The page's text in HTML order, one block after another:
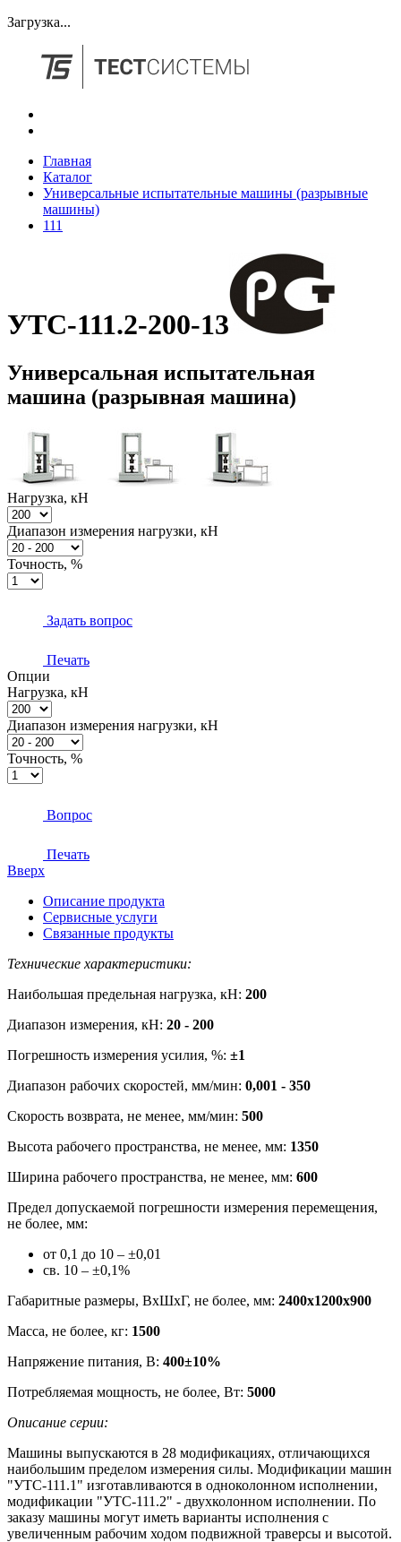
Загрузка...
Главная
Каталог
Универсальные испытательные машины (разрывные
машины)
111
УТС-111.2-200-13
Универсальная испытательная
машина (разрывная машина)
Нагрузка, кН
Диапазон измерения нагрузки, кН
Точность, %
Задать вопрос
Печать
Опции
Нагрузка, кН
Диапазон измерения нагрузки, кН
Точность, %
Вопрос
Печать
Вверх
Описание продукта
Сервисные услуги
Связанные продукты
Технические характеристики:
Наибольшая предельная нагрузка, кН: 200
Диапазон измерения, кН: 20 - 200
Погрешность измерения усилия, %: ±1
Диапазон рабочих скоростей, мм/мин: 0,001 - 350
Скорость возврата, не менее, мм/мин: 500
Высота рабочего пространства, не менее, мм: 1350
Ширина рабочего пространства, не менее, мм: 600
Предел допускаемой погрешности измерения перемещения,
не более, мм:
от 0,1 до 10 – ±0,01
св. 10 – ±0,1%
Габаритные размеры, ВхШхГ, не более, мм: 2400х1200х900
Масса, не более, кг: 1500
Напряжение питания, В: 400±10%
Потребляемая мощность, не более, Вт: 5000
Описание серии:
Машины выпускаются в 28 модификациях, отличающихся
наибольшим пределом измерения силы. Модификации машин
"УТС-111.1" изготавливаются в одноколонном исполнении,
модификации "УТС-111.2" - двухколонном исполнении. По
заказу машины могут иметь варианты исполнения с
увеличенным рабочим ходом подвижной траверсы и высотой.